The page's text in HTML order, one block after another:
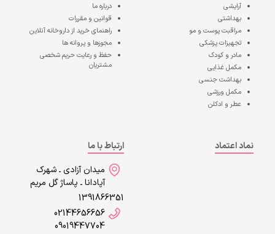
آرایشی
بهداشتی
مراقبت پوست و مو
تجهیزات پزشکی
مادر و کودک
مکمل غذایی
بهداشت جنسی
مکمل ورزشی
عطر و ادکلن
درباره ما
قوانین و مقررات
راهنمای خرید از داروخانه آنلاین
مجوزها و پروانه ها
حفظ و رعایت حریم شخصی
مشتریان
نماد اعتماد
ارتباط با ما
میدان آزادی ـ شهرک
آپادانا ـ پاساژ گل مریم
1391866351
02144656656
09019447704